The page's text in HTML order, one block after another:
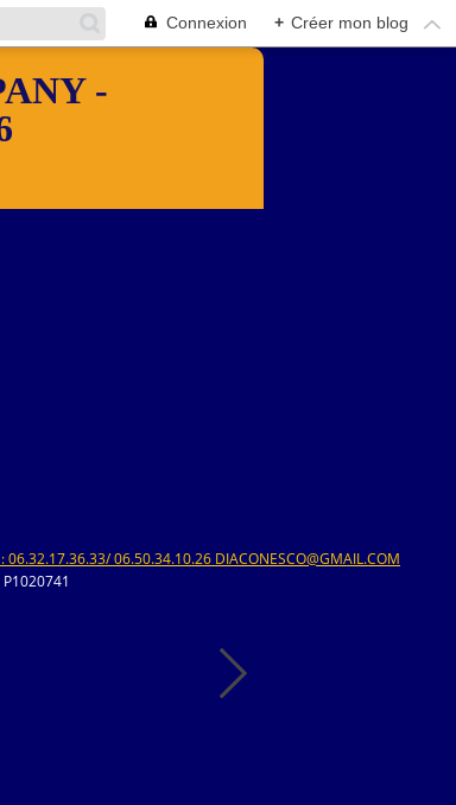
Connexion + Créer mon blog
-
06.32.17.36.33/ 06.50.34.10.26 DIACONESCO@GMAIL.COM
P1020741